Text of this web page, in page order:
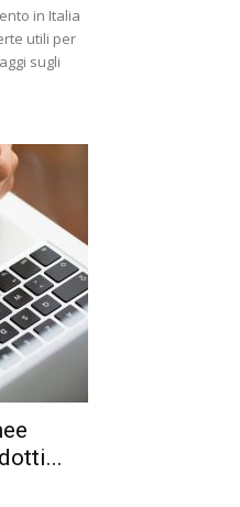
in Italia
utili per
sugli